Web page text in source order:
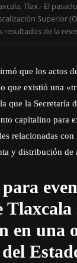
Tlax.- El
Superior
resultados de la
que los actos
que existió una
que la Secretaría
capitalino para
relacionadas
y distribución de
Tlaxcala
en una